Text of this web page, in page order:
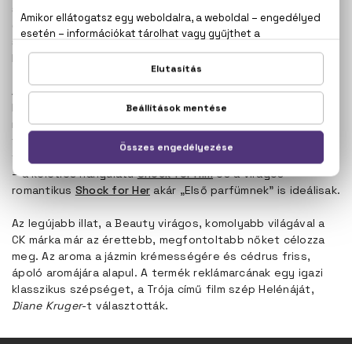
szerzett. A romantikus, fiatalos illatnak ma már 17 változata
érhető el, a rajongóknak viszont érdemes rajta tartaniuk a
szemüket a családon: sokszor jelennek meg limitált
kiadású, nyári parfümök is.
A ’90-es évek egyik legnagyobb sztárja végül aCK One
lett, a világ egyik első, unisex parfümje. A citrusos illat
mindkét nem képviselőin másképpen érvénysült, érdekes,
frissitő aromája hamar a fiatal generáció kedvencévé
tette. Idővel az illat külön férfi is női variációja is megjelent
– a keleties hangulatúShock for Himés a virágos-
romantikus Shock for Her akár „Első parfümnek” is ideálisak.
Az legújabb illat, a Beauty virágos, komolyabb világával a
CK márka már az érettebb, megfontoltabb nőket célozza
meg. Az aroma a jázmin krémességére és cédrus friss,
ápoló aromájára alapul. A termék reklámarcának egy igazi
klasszikus szépséget, a Trója című film szép Helénáját,
Diane Kruger-t választották.